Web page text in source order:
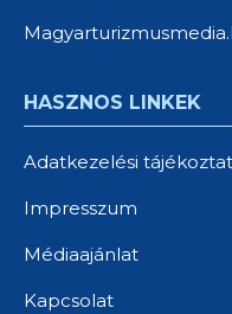
HASZNOS LINKEK
Adatkezelési
Impresszum
Médiaajánlat
Kapcsolat